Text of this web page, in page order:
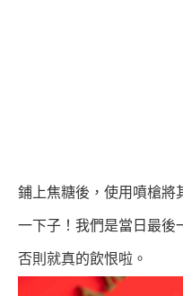
鋪上焦糖後，使用噴槍將
一下子！ 我們是當日最後
否則就真的飲恨啦。